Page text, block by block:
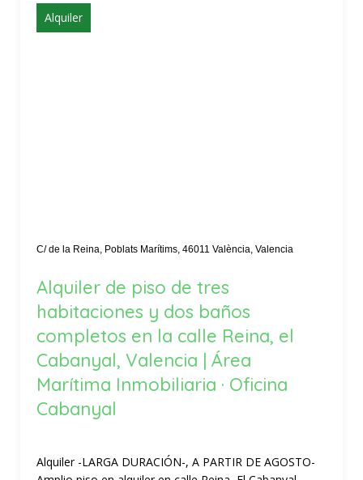
Alquiler
C/ de la Reina, Poblats Marítims, 46011 València, Valencia
Alquiler de piso de tres
habitaciones y dos baños
completos en la calle Reina, el
Cabanyal, Valencia | Área
Marítima Inmobiliaria · Oficina
Cabanyal
Alquiler -LARGA DURACIÓN-, A PARTIR DE AGOSTO-